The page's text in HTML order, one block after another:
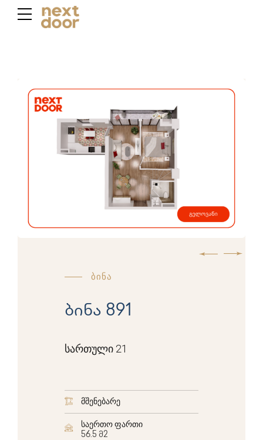
ბინა
ბინა 891
სართული 21
მშენებარე
საერთო ფართი
56.5 მ2